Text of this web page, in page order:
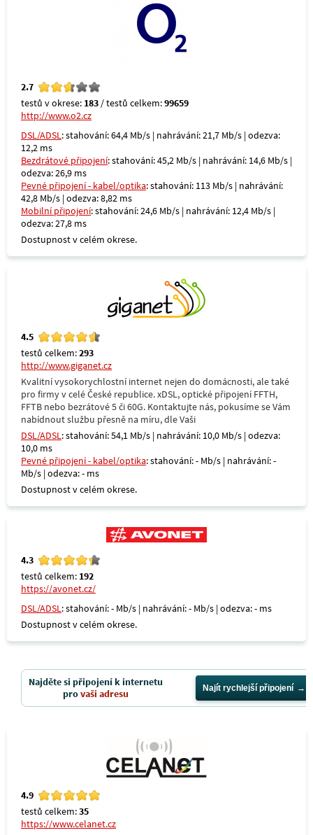
2.7
testů v okrese: 183 / testů celkem:99659
http://www.o2.cz
DSL/ADSL: stahování: 64,4 Mb/s | nahrávání: 21,7 Mb/s | odezva:
12,2 ms
Bezdrátové připojení: stahování: 45,2 Mb/s | nahrávání: 14,6 Mb/s |
odezva: 26,9 ms
Pevné připojení - kabel/optika: stahování: 113 Mb/s | nahrávání:
42,8 Mb/s | odezva: 8,82 ms
Mobilní připojení: stahování: 24,6 Mb/s | nahrávání: 12,4 Mb/s |
odezva: 27,8 ms
Dostupnost v celém okrese.
4.5
testů celkem:293
http://www.giganet.cz
Kvalitní vysokorychlostní internet nejen do domácnosti, ale také
pro firmy v celé České republice. xDSL, optické připojení FFTH,
FFTB nebo bezrátové 5 či 60G. Kontaktujte nás, pokusíme se Vám
nabídnout službu přesně na míru, dle Vaši
DSL/ADSL: stahování: 54,1 Mb/s | nahrávání: 10,0 Mb/s | odezva:
10,0 ms
Pevné připojení - kabel/optika: stahování: - Mb/s | nahrávání: -
Mb/s | odezva: - ms
Dostupnost v celém okrese.
4.3
testů celkem: 192
https://avonet.cz/
DSL/ADSL: stahování: - Mb/s | nahrávání: - Mb/s | odezva: - ms
Dostupnost v celém okrese.
Najděte si připojení k internetu
provaši adresu Najít rychlejší připojení
4.9
testů celkem:35
https://www.celanet.cz